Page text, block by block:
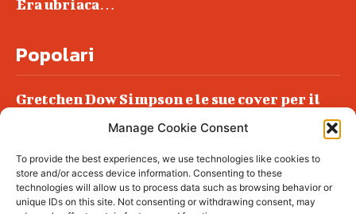
Manage Cookie Consent
To provide the best experiences, we use technologies like cookies to
store and/or access device information. Consenting to these
technologies will allow us to process data such as browsing behavior or
unique IDs on this site. Not consenting or withdrawing consent, may
Era ubriaca…
Popolari
Gretchen Dow Simpson e le sue cover per il
Podlech, il Cile lo ha condannato
all’ergastolo